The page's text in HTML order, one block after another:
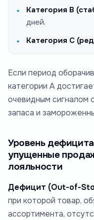
Категория В
дней.
Категория С
Если период
категории А
очевидным сигналом
запаса и
Уровень
упущенные
лояльности
Дефицит (Out-of-
при которой товар,
ассортимента,